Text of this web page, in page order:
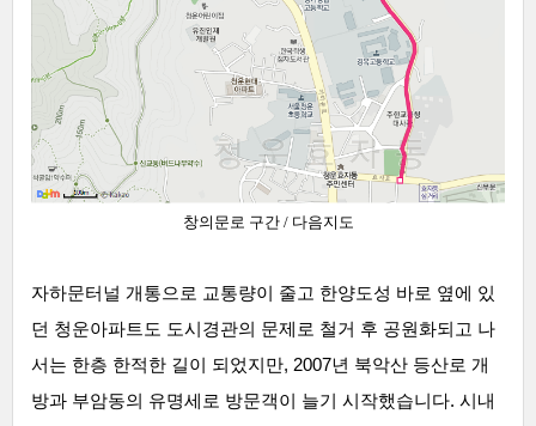
창의문로 구간 / 다음지도
자하문터널 개통으로 교통량이 줄고 한양도성 바로 옆에 있
던 청운아파트도 도시경관의 문제로 철거 후 공원화되고 나
서는 한층 한적한 길이 되었지만, 2007년 북악산 등산로 개
방과 부암동의 유명세로 방문객이 늘기 시작했습니다. 시내